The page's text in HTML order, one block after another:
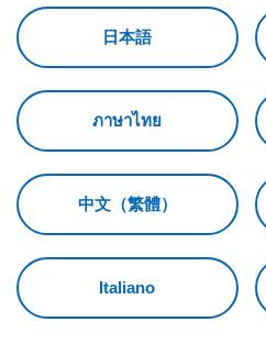
日本語
ภาษาไทย
中文（繁體）
Italiano